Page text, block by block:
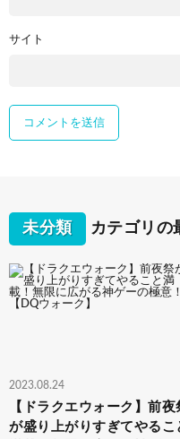
サイト
未分類 カテゴリの
2023.08.24
【ドラクエウォーク】前夜
が盛り上がりすぎてやるこ